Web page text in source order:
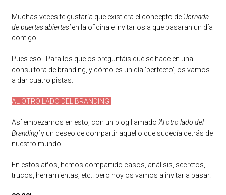
Muchas veces te gustaría que existiera el concepto de ‘Jornada
de puertas abiertas’en la oficina e invitarlos a que pasaran un día
contigo.
Pues eso!. Para los que os preguntáis qué se hace en una
consultora de branding, y cómo es un día ‘perfecto’, os vamos
a dar cuatro pistas.
AL OTRO LADO DEL BRANDING
Así empezamos en esto, con un blog llamado ‘Al otro lado del
Branding’y un deseo de compartir aquello que sucedía detrás de
nuestro mundo.
En estos años, hemos compartido casos, análisis, secretos,
trucos, herramientas, etc.. pero hoy os vamos a invitar a pasar.